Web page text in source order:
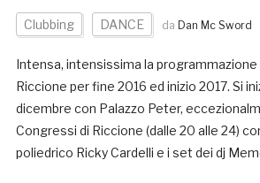
Clubbing DANCE da Dan Mc Sword
Intensa, intensissima la programmazione
Riccione per fine 2016 ed inizio 2017. Si
dicembre con Palazzo Peter,
Congressi di Riccione (dalle 20 alle 24)
poliedrico Ricky Cardelli e i set dei dj